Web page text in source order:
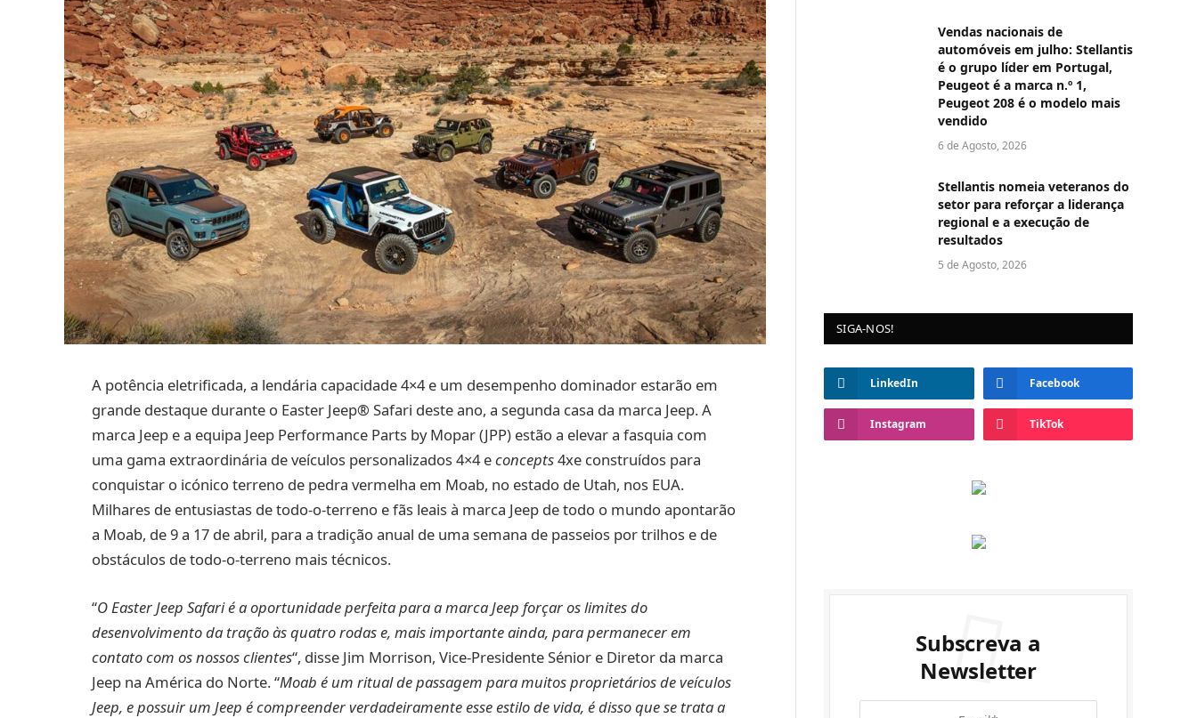
A potência eletrificada, a lendária capacidade 4×4 e um desempenho dominador estarão em
grande destaque durante o Easter Jeep® Safari deste ano, a segunda casa da marca Jeep. A
marca Jeep e a equipa Jeep Performance Parts by Mopar (JPP) estão a elevar a fasquia com
uma gama extraordinária de veículos personalizados 4×4 econcepts4xe construídos para
conquistar o icónico terreno de pedra vermelha em Moab, no estado de Utah, nos EUA.
Milhares de entusiastas de todo-o-terreno e fãs leais à marca Jeep de todo o mundo apontarão
a Moab, de 9 a 17 de abril, para a tradição anual de uma semana de passeios por trilhos e de
obstáculos de todo-o-terreno mais técnicos.
“O Easter Jeep Safari é a oportunidade perfeita para a marca Jeep forçar os limites do
desenvolvimento da tração às quatro rodas e, mais importante ainda, para permanecer em
contato com os nossos clientes“, disse Jim Morrison, Vice-Presidente Sénior e Diretor da marca
Jeep na América do Norte. “Moab é um ritual de passagem para muitos proprietários de veículos
Jeep, e possuir um Jeep é compreender verdadeiramente esse estilo de vida, é disso que se trata a
Vendas nacionais de
automóveis em julho: Stellantis
é o grupo líder em Portugal,
Peugeot é a marca n.º 1,
Peugeot 208 é o modelo mais
vendido
6 de Agosto, 2026
Stellantis nomeia veteranos do
setor para reforçar a liderança
regional e a execução de
resultados
5 de Agosto, 2026
SIGA-NOS!
LinkedIn Facebook
Instagram TikTok
Subscreva a
Newsletter